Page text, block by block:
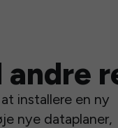
installere en ny
nye dataplaner,